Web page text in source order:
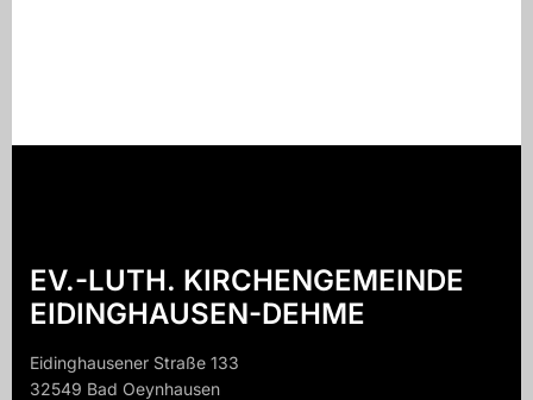
EV.-LUTH. KIRCHENGEMEINDE
EIDINGHAUSEN-DEHME
Eidinghausener Straße 133
32549 Bad Oeynhausen